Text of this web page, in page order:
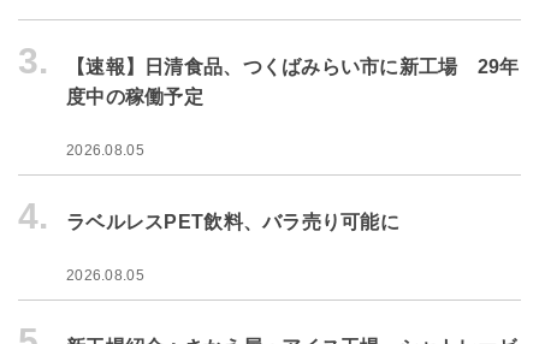
3.
【速報】日清食品、つくばみらい市に新工場 29年
度中の稼働予定
2026.08.05
4. ラベルレスPET飲料、バラ売り可能に
2026.08.05